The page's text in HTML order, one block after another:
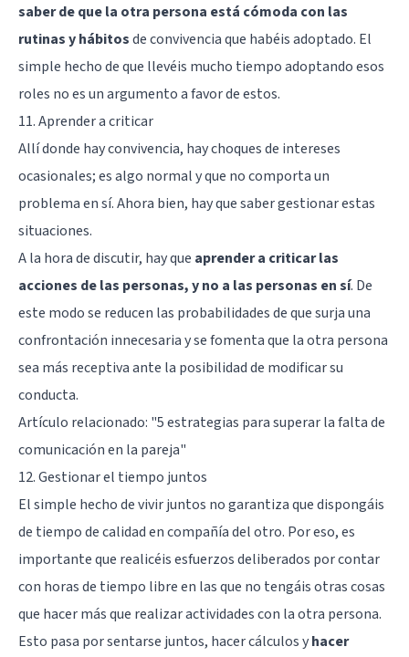
saber de que la otra persona está cómoda con las
rutinas y hábitosde convivencia que habéis adoptado. El
simple hecho de que llevéis mucho tiempo adoptando esos
roles no es un argumento a favor de estos.
11. Aprender a criticar
Allí donde hay convivencia, hay choques de intereses
ocasionales; es algo normal y que no comporta un
problema en sí. Ahora bien, hay que saber gestionar estas
situaciones.
A la hora de discutir, hay que aprender a criticar las
acciones de las personas, y no a las personas en sí. De
este modo se reducen las probabilidades de que surja una
confrontación innecesaria y se fomenta que la otra persona
sea más receptiva ante la posibilidad de modificar su
conducta.
Artículo relacionado: "5 estrategias para superar la falta de
comunicación en la pareja"
12. Gestionar el tiempo juntos
El simple hecho de vivir juntos no garantiza que dispongáis
de tiempo de calidad en compañía del otro. Por eso, es
importante que realicéis esfuerzos deliberados por contar
con horas de tiempo libre en las que no tengáis otras cosas
que hacer más que realizar actividades con la otra persona.
Esto pasa por sentarse juntos, hacer cálculos yhacer